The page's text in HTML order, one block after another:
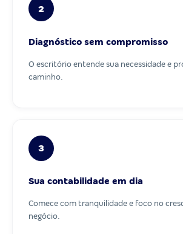
2
Diagnóstico sem compromisso
O escritório entende sua necessidade e
caminho.
3
Sua contabilidade em dia
Comece com tranquilidade e foco no
negócio.